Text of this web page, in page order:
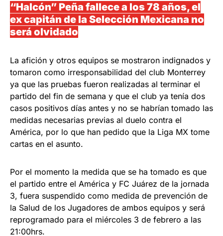
“Halcón” Peña fallece a los 78 años, el
ex capitán de la Selección Mexicana no
será olvidado
La afición y otros equipos se mostraron indignados y
tomaron como irresponsabilidad del club Monterrey
ya que las pruebas fueron realizadas al terminar el
partido del fin de semana y que el club ya tenía dos
casos positivos días antes y no se habrían tomado las
medidas necesarias previas al duelo contra el
América, por lo que han pedido que la Liga MX tome
cartas en el asunto.
Por el momento la medida que se ha tomado es que
el partido entre el América y FC Juárez de la jornada
3, fuera suspendido como medida de prevención de
la Salud de los Jugadores de ambos equipos y será
reprogramado para el miércoles 3 de febrero a las
21:00hrs.